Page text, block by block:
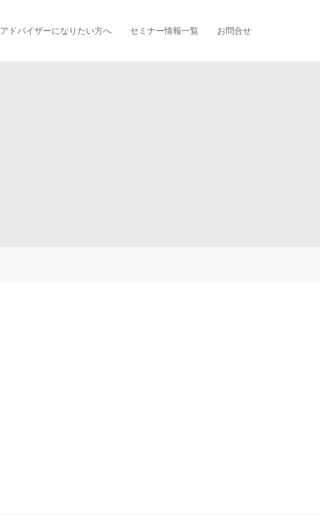
アドバイザーになりたい方へ セミナー情報一覧 お問合せ